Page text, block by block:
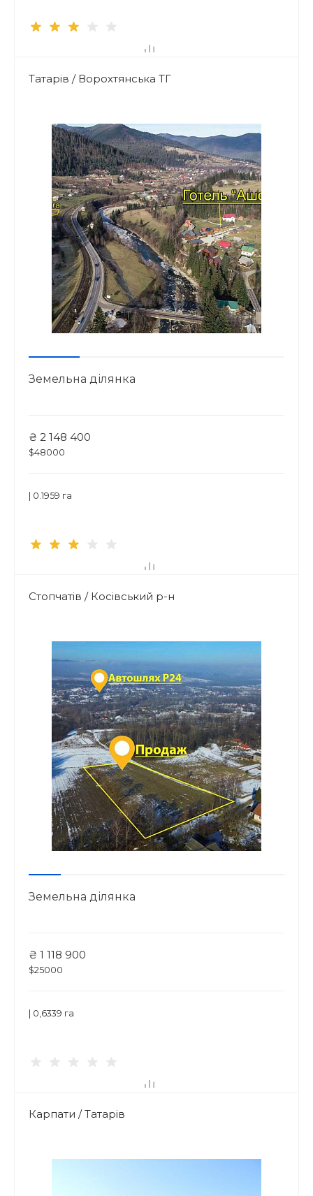
Татарів / Ворохтянська ТГ
Земельна ділянка
₴ 2 148 400
$48000
| 0.1959 га
Стопчатів / Косівський р-н
Земельна ділянка
₴ 1 118 900
$25000
| 0,6339 га
Карпати / Татарів